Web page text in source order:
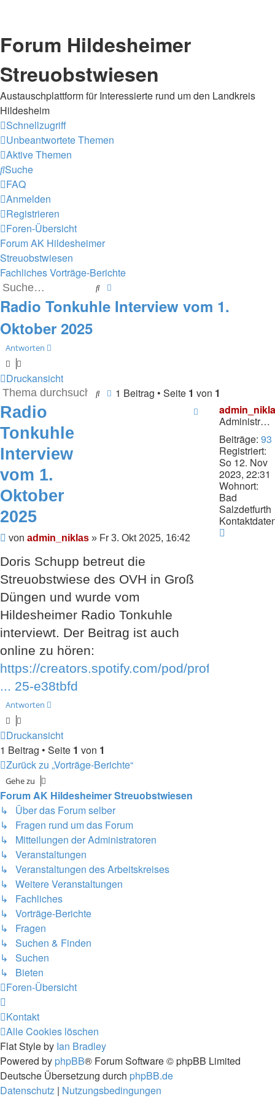
Forum Hildesheimer
Streuobstwiesen
Austauschplattform für Interessierte rund um den Landkreis
Hildesheim
Schnellzugriff
Unbeantwortete Themen
Aktive Themen
Suche
FAQ
Anmelden
Registrieren
Foren-Übersicht
Forum AK Hildesheimer
Streuobstwiesen
FachlichesVorträge-Berichte
Suche
Radio Tonkuhle Interview vom 1.
Oktober 2025
Antworten
Druckansicht
SucheErweiterte Suche
1 Beitrag • Seite 1 von 1
Administrator
Beiträge: 93
Registriert:
So 12. Nov
2023, 22:31
Wohnort:
Bad
Salzdetfurth
Radio
Tonkuhle
Interview
vom 1.
Oktober
2025
Beitrag
von admin_niklas » Fr 3. Okt 2025, 16:42
Doris Schupp betreut die
Streuobstwiese des OVH in Groß
Düngen und wurde vom
Hildesheimer Radio Tonkuhle
interviewt. Der Beitrag ist auch
online zu hören:
https://creators.spotify.com/pod/profil
... 25-e38tbfd
Antworten
Druckansicht
1 Beitrag • Seite 1 von 1
Zurück zu „Vorträge-Berichte“
Gehe zu
Forum AK Hildesheimer Streuobstwiesen
↳ Über das Forum selber
↳ Fragen rund um das Forum
↳ Mitteilungen der Administratoren
↳ Veranstaltungen
↳ Veranstaltungen des Arbeitskreises
↳ Weitere Veranstaltungen
↳ Fachliches
↳ Vorträge-Berichte
↳ Fragen
↳ Suchen & Finden
↳ Suchen
↳ Bieten
Foren-Übersicht
Kontakt
Alle Cookies löschen
Flat Style by Ian Bradley
Powered by phpBB® Forum Software © phpBB Limited
Deutsche Übersetzung durch phpBB.de
Datenschutz | Nutzungsbedingungen